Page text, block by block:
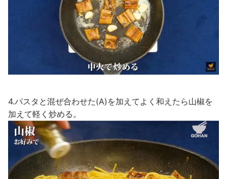
4.パスタと混ぜ合わせた(A)を加えてよく和えたら山椒を
加えて軽く炒める。